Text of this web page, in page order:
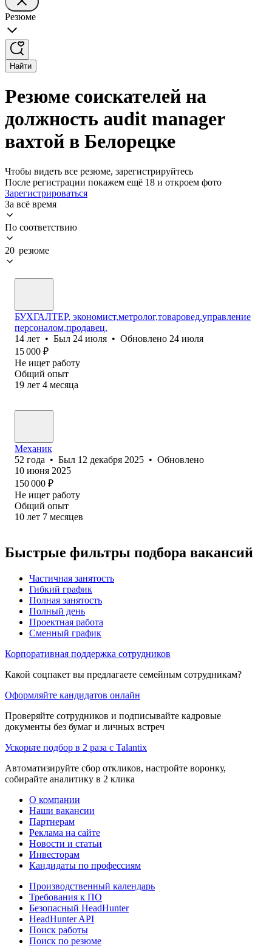
Резюме
Найти
Резюме соискателей на
должность audit manager
вахтой в Белорецке
Чтобы видеть все резюме, зарегистрируйтесь
После регистрации покажем ещё 18 и откроем фото
Зарегистрироваться
За всё время
По соответствию
20 резюме
БУХГАЛТЕР, экономист,метролог,товаровед,управление
персоналом,продавец.
14 лет • Был 24 июля • Обновлено 24 июля
15 000 ₽
Не ищет работу
Общий опыт
19 лет 4 месяца
Механик
52 года • Был 12 декабря 2025 • Обновлено
10 июня 2025
150 000 ₽
Не ищет работу
Общий опыт
10 лет 7 месяцев
Быстрые фильтры подбора вакансий
Частичная занятость
Гибкий график
Полная занятость
Полный день
Проектная работа
Сменный график
Корпоративная поддержка сотрудников
Какой соцпакет вы предлагаете семейным сотрудникам?
Оформляйте кандидатов онлайн
Проверяйте сотрудников и подписывайте кадровые
документы без бумаг и личных встреч
Ускорьте подбор в 2 раза с Talantix
Автоматизируйте сбор откликов, настройте воронку,
собирайте аналитику в 2 клика
О компании
Наши вакансии
Партнерам
Реклама на сайте
Новости и статьи
Инвесторам
Кандидаты по профессиям
Производственный календарь
Требования к ПО
Безопасный HeadHunter
HeadHunter API
Поиск работы
Поиск по резюме